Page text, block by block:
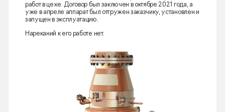
работ в цехе. Договор был заключен в октябре 2021 года, а
уже в апреле аппарат был отгружен заказчику, установлен и
запущен в эксплуатацию.
Нареканий к его работе нет.